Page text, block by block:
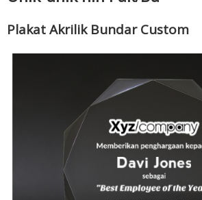
Plakat Akrilik Bundar Custom